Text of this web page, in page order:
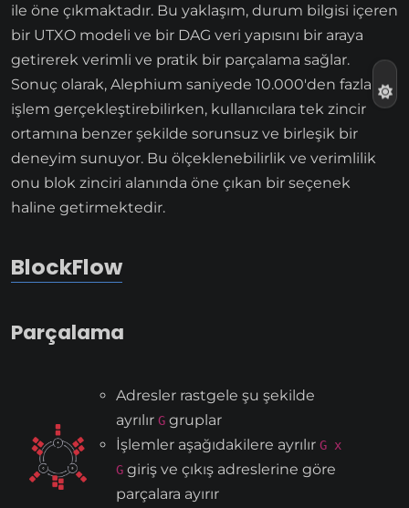
ile öne çıkmaktadır. Bu yaklaşım, durum bilgisi içeren
bir UTXO modeli ve bir DAG veri yapısını bir araya
getirerek verimli ve pratik bir parçalama sağlar.
Sonuç olarak, Alephium saniyede 10.000'den fazla
işlem gerçekleştirebilirken, kullanıcılara tek zincir
ortamına benzer şekilde sorunsuz ve birleşik bir
deneyim sunuyor. Bu ölçeklenebilirlik ve verimlilik
onu blok zinciri alanında öne çıkan bir seçenek
haline getirmektedir.
BlockFlow
Parçalama
Adresler rastgele şu şekilde
ayrılırG gruplar
İşlemler aşağıdakilere ayrılırG x
G giriş ve çıkış adreslerine göre
parçalara ayırır